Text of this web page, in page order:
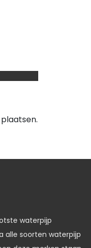
waterpijp
alle soorten waterpijp